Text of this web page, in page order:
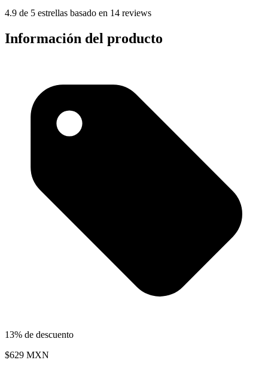
4.9 de 5 estrellas basado en 14 reviews
Información del producto
13% de descuento
$629 MXN